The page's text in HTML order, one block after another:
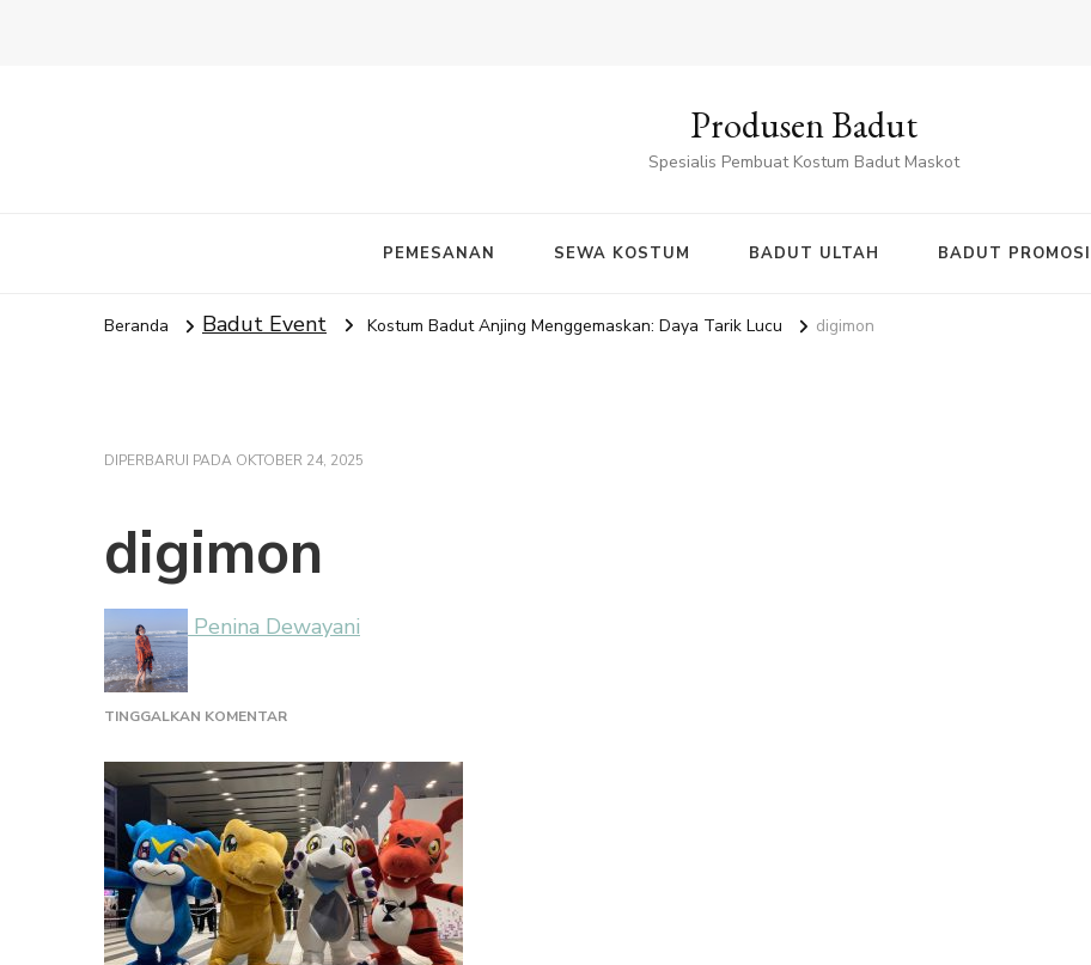
Produsen Badut
Spesialis Pembuat Kostum Badut Maskot
PEMESANAN SEWA KOSTUM BADUT ULTAH BADUT PROMOSI
Beranda Badut Event Kostum Badut Anjing Menggemaskan: Daya Tarik Lucu digimon
DIPERBARUI PADA OKTOBER 24, 2025
digimon
Penina Dewayani
TINGGALKAN KOMENTARPADA